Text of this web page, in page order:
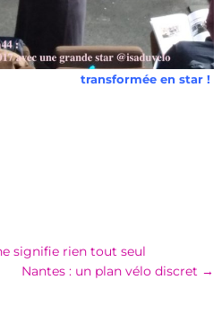
transformée en star !
signifie rien tout seul
Nantes : un plan vélo discret →